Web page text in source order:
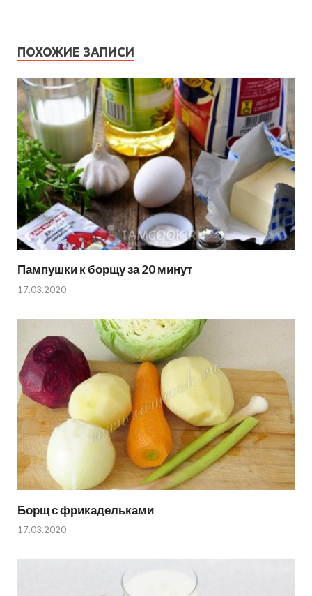
ПОХОЖИЕ ЗАПИСИ
Пампушки к борщу за 20 минут
17.03.2020
Борщ с фрикадельками
17.03.2020